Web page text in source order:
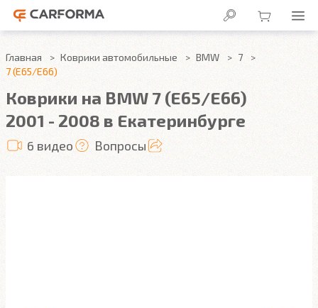
Главная Коврики автомобильные BMW
7
7 (E65/E66)
Коврики на BMW 7 (E65/E66)
2001 - 2008 в Екатеринбурге
6 видео Вопросы